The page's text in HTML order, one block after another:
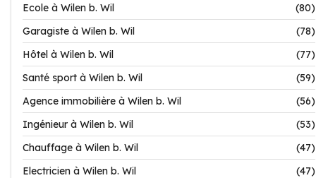
Ecole à Wilen b. Wil
(80)
Garagiste à Wilen b. Wil
(78)
Hôtel à Wilen b. Wil
(77)
Santé sport à Wilen b. Wil
(59)
Agence immobilière à Wilen b. Wil
(56)
Ingénieur à Wilen b. Wil
(53)
Chauffage à Wilen b. Wil
(47)
Electricien à Wilen b. Wil
(47)